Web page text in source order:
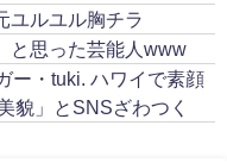
ユルユル胸チラ
と思った芸能人www
ー・tuki. ハワイで素顔
貌」とSNSざわつく